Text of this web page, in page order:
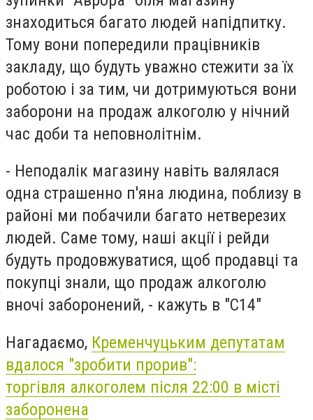
знаходиться багато людей напідпитку.
Тому вони попередили працівників
закладу, що будуть уважно стежити за їх
роботою і за тим, чи дотримуються вони
заборони на продаж алкоголю у нічний
час доби та неповнолітнім.
- Неподалік магазину навіть валялася
одна страшенно п'яна людина, поблизу в
районі ми побачили багато нетверезих
людей. Саме тому, наші акції і рейди
будуть продовжуватися, щоб продавці та
покупці знали, що продаж алкоголю
вночі заборонений, - кажуть в "С14"
Нагадаємо, Кременчуцьким депутатам
вдалося "зробити прорив":
торгівля алкоголем після 22:00 в місті
заборонена